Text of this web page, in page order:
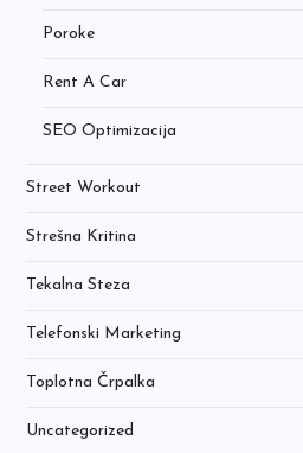
Poroke
Rent A Car
SEO Optimizacija
Street Workout
Strešna Kritina
Tekalna Steza
Telefonski Marketing
Toplotna Črpalka
Uncategorized